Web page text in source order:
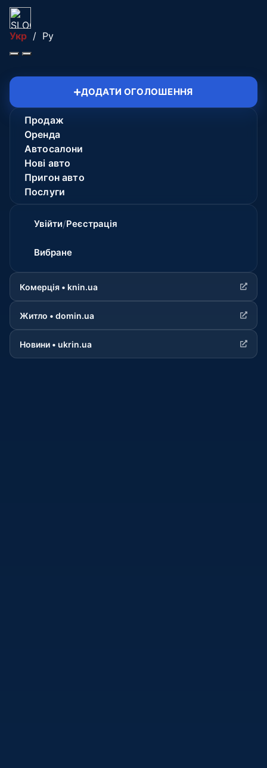
Укр / Ру
ДОДАТИ ОГОЛОШЕННЯ
Продаж
Оренда
Автосалони
Нові авто
Пригон авто
Послуги
Увійти/Реєстрація
Вибране
Комерція • knin.ua
Житло • domin.ua
Новини • ukrin.ua